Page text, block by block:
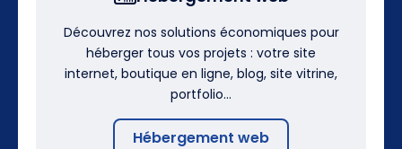
Découvrez nos solutions économiques pour
héberger tous vos projets : votre site
internet, boutique en ligne, blog, site vitrine,
portfolio…
Hébergement web